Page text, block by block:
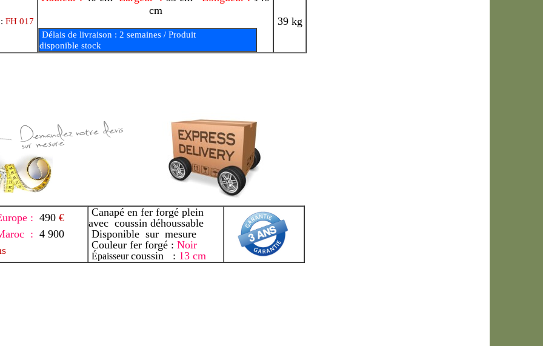
FH 017
cm
Délais de livraison : 2 semaines / Produit
disponible stock
39 kg
: 490 €
: 4 900
Canapé en fer forgé plein
avec coussin déhoussable
Disponible sur mesure
Couleur fer forgé : Noir
Épaisseurcoussin : 13cm